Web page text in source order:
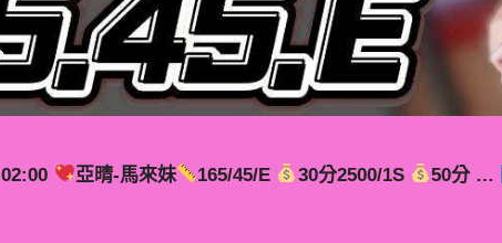
亞晴-馬來妹 165/45/E 30分2500/1S 50分 …